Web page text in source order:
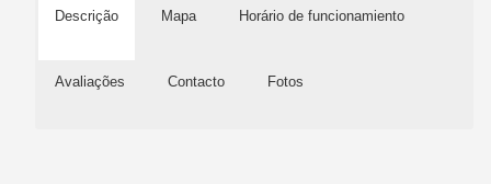
Descrição Mapa Horário de funcionamiento
Avaliações Contacto Fotos